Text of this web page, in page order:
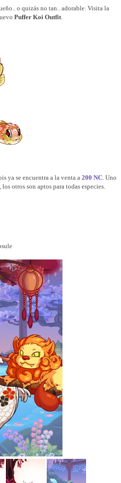
o quizás no tan.. adorable. Visita la
Puffer Koi Outfit.
ya se encuentra a la venta a 200 NC. Uno
otros son aptos para todas especies.